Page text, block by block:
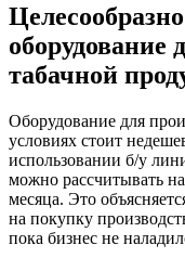
оборудование
табачной
Оборудование для
условиях стоит
использовании б/у
можно рассчитывать
месяца. Это
на покупку
пока бизнес не